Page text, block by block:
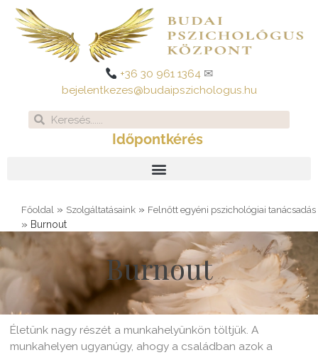
Skip
content
+36 30 961 1364 ✉
bejelentkezes@budaipszichologus.hu
Időpontkérés
Főoldal » Szolgáltatásaink » Felnőtt egyéni pszichológiai tanácsadás
» Burnout
Burnout
Életünk nagy részét a munkahelyünkön töltjük. A
munkahelyen ugyanúgy, ahogy a családban azok a